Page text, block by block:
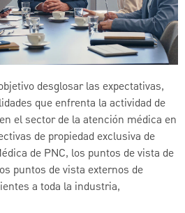
desglosar las expectativas,
que enfrenta la actividad de
el sector de la atención médica en
de propiedad exclusiva de
de PNC, los puntos de vista de
puntos de vista externos de
a toda la industria,